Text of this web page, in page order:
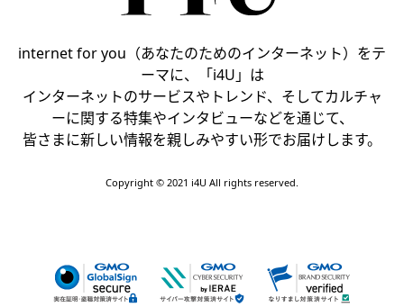
internet for you（あなたのためのインターネット）をテ
ーマに、「i4U」は
インターネットのサービスやトレンド、そしてカルチャ
ーに関する特集やインタビューなどを通じて、
皆さまに新しい情報を親しみやすい形でお届けします。
Copyright © 2021 i4U All rights reserved.